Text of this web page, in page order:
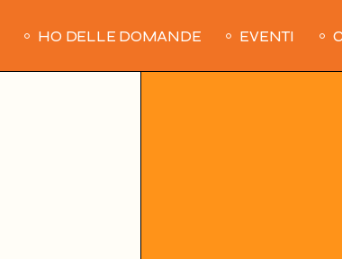
HO DELLE DOMANDE EVENTI